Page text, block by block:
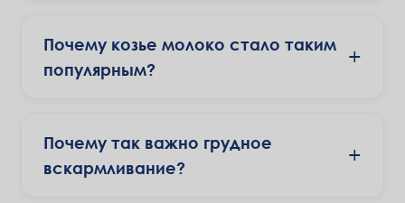
Почему козье молоко стало таким
популярным?
+
Почему так важно грудное
вскармливание?
+